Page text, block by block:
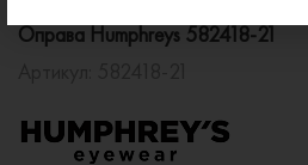
Оправа Humphreys 582418-21